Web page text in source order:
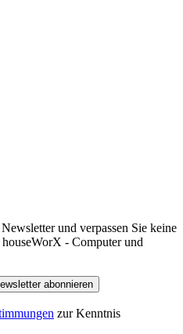
und verpassen Sie keine
- Computer und
abonnieren
zur Kenntnis